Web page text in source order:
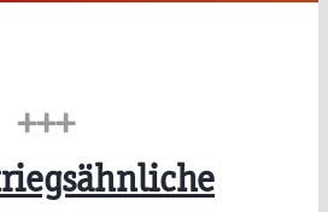
+++